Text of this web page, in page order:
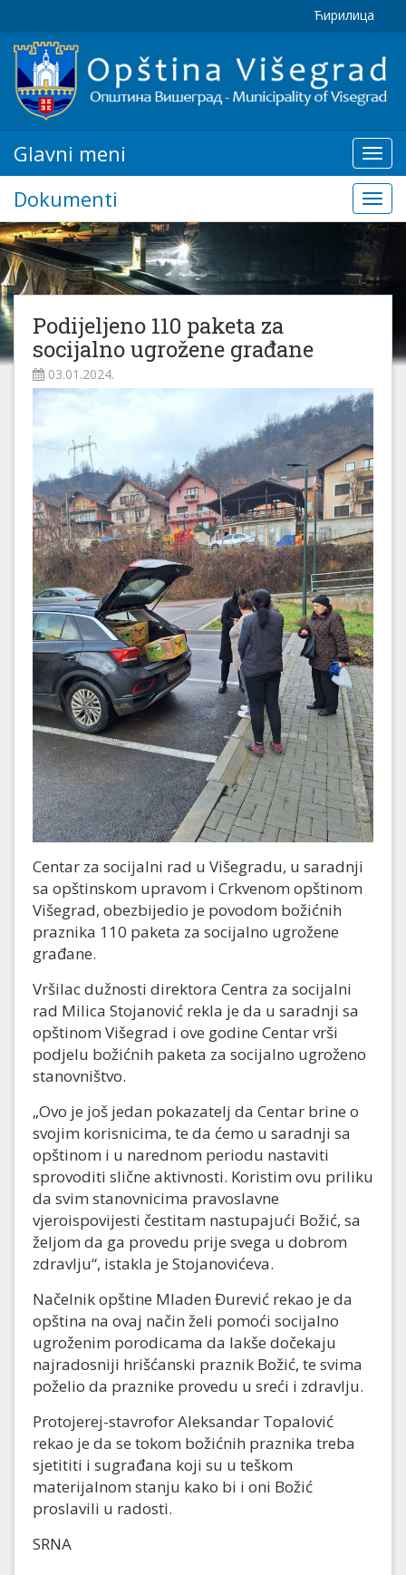
Ћирилица
Glavni
meni
Glavni meni
Dokumenti
Podijeljeno 110 paketa za
socijalno ugrožene građane
03.01.2024.
Centar za socijalni rad u Višegradu, u saradnji
sa opštinskom upravom i Crkvenom opštinom
Višegrad, obezbijedio je povodom božićnih
praznika 110 paketa za socijalno ugrožene
građane.
Vršilac dužnosti direktora Centra za socijalni
rad Milica Stojanović rekla je da u saradnji sa
opštinom Višegrad i ove godine Centar vrši
podjelu božićnih paketa za socijalno ugroženo
stanovništvo.
„Ovo je još jedan pokazatelj da Centar brine o
svojim korisnicima, te da ćemo u saradnji sa
opštinom i u narednom periodu nastaviti
sprovoditi slične aktivnosti. Koristim ovu priliku
da svim stanovnicima pravoslavne
vjeroispovijesti čestitam nastupajući Božić, sa
željom da ga provedu prije svega u dobrom
zdravlju“, istakla je Stojanovićeva.
Načelnik opštine Mladen Đurević rekao je da
opština na ovaj način želi pomoći socijalno
ugroženim porodicama da lakše dočekaju
najradosniji hrišćanski praznik Božić, te svima
poželio da praznike provedu u sreći i zdravlju.
Protojerej-stavrofor Aleksandar Topalović
rekao je da se tokom božićnih praznika treba
sjetititi i sugrađana koji su u teškom
materijalnom stanju kako bi i oni Božić
proslavili u radosti.
SRNA